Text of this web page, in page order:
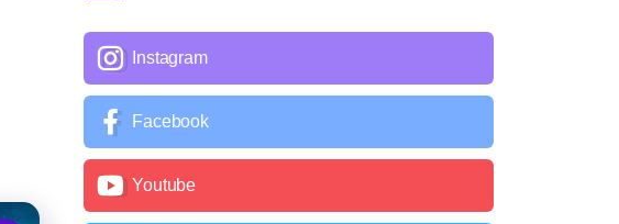
Instagram
Facebook
Youtube